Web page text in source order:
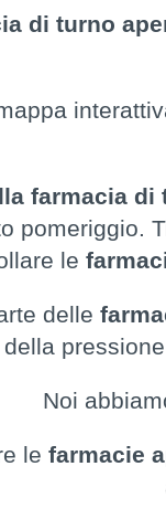
di turno
farmacia di
pomeriggio.
le
delle
Noi
le farmacie